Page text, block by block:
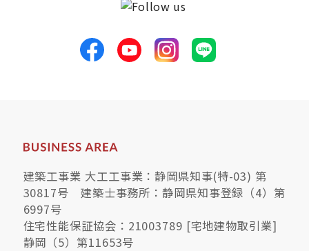
建築工事業 大工工事業：静岡県知事(特-03) 第
30817号 建築士事務所：静岡県知事登録（4）第
6997号
住宅性能保証協会：21003789 [宅地建物取引業]
静岡（5）第11653号